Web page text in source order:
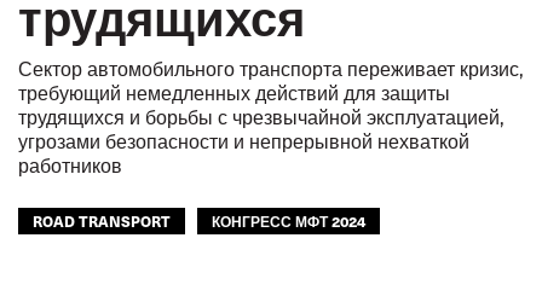
трудящихся
Сектор автомобильного транспорта переживает кризис,
требующий немедленных действий для защиты
трудящихся и борьбы с чрезвычайной эксплуатацией,
угрозами безопасности и непрерывной нехваткой
работников
ROAD TRANSPORT
КОНГРЕСС МФТ 2024